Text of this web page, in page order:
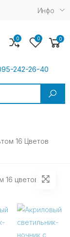
Инфо
242-26-40
0 0 0
16 Цветов